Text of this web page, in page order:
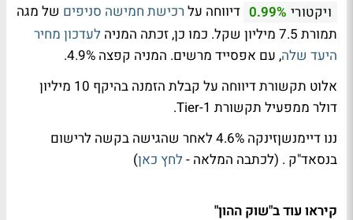
ויקטורי 0.99% דיווחה על רכישת חמישה סניפים של מגה
תמורת 7.5 מיליון שקל. כמו כן, זכתה המניה
לעדכון מחיר
היעד שלה, עם אפסייד מרשים. המניה קפצה 4.9%.
אלוט תקשורת דיווחה על קבלת הזמנה בהיקף 10 מיליון
דולר ממפעיל תקשורת Tier-1.
ננו דיימנשןזינקה 4.6% לאחר שהגישה בקשה לרישום
בנסאד"ק . (לכתבה המלאה - לחץ כאן)
קיראו עוד ב"שוק ההון"